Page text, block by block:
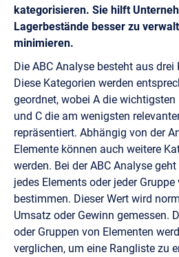
kategorisieren. Sie hilft
Lagerbestände besser zu
minimieren.
Die ABC Analyse besteht aus drei
Diese Kategorien werden
geordnet, wobei A die
und C die am wenigsten
repräsentiert. Abhängig von der
Elemente können auch weitere
werden. Bei der ABC Analyse
jedes Elements oder jeder
bestimmen. Dieser Wert wird
Umsatz oder Gewinn gemessen.
oder Gruppen von Elementen
verglichen, um eine Rangliste zu